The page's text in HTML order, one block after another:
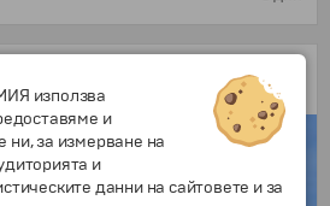
използва
и
ни, за измерване на
и
данни на сайтовете и за